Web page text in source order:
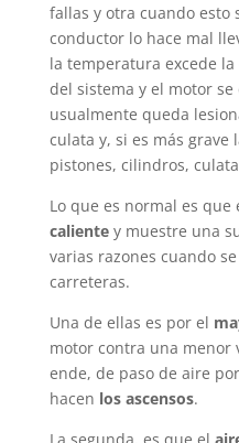
fallas y otra cuando esto
conductor lo hace mal
la temperatura excede
del sistema y el motor
usualmente queda
culata y, si es más grave
pistones, cilindros,
Lo que es normal es
calientey muestre una
varias razones cuando
carreteras.
Una de ellas es por el
motor contra una menor
ende, de paso de aire
hacen los ascensos.
La segunda, es que el